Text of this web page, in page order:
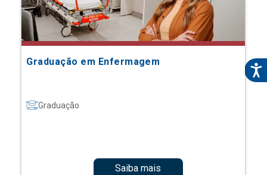
Graduação em Enfermagem
Graduação
Saiba mais